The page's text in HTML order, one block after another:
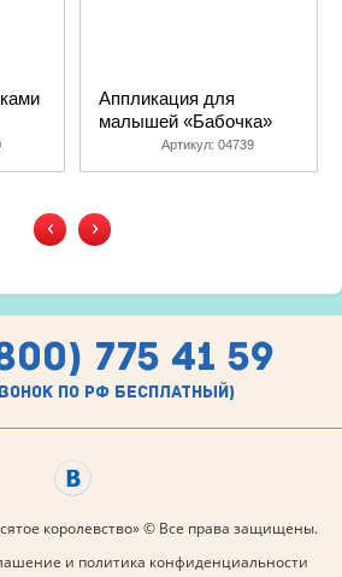
Аппликация для
малышей «Бабочка»
Артикул: 04739
‹ ›
775 41 59
по рф бесплатный)
королевство» © Все права защищены.
и политика конфиденциальности